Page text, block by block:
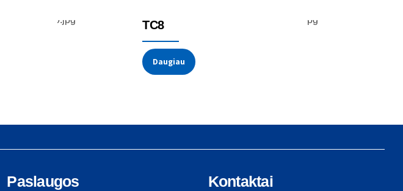
TC8
Daugiau
Paslaugos Kontaktai